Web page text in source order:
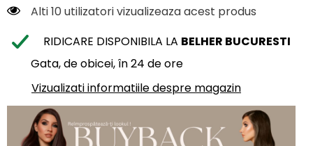
Alti 10 utilizatori vizualizeaza acest produs
RIDICARE DISPONIBILA LA BELHER BUCURESTI
Gata, de obicei, în 24 de ore
Vizualizati informatiile despre magazin